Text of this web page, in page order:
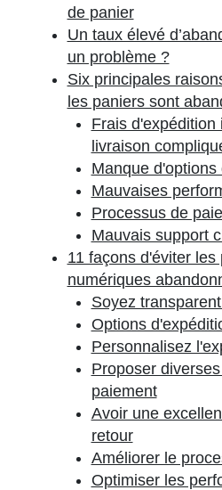
de panier
Un taux élevé
un problème ?
Six principales
les paniers sont
Frais d'expédition
livraison
Manque d'options
Mauvaises
Processus de
Mauvais support
11 façons d'éviter les
numériques
Soyez
Options
Personnalisez
Proposer
paiement
Avoir une
retour
Améliorer le
Optimiser les